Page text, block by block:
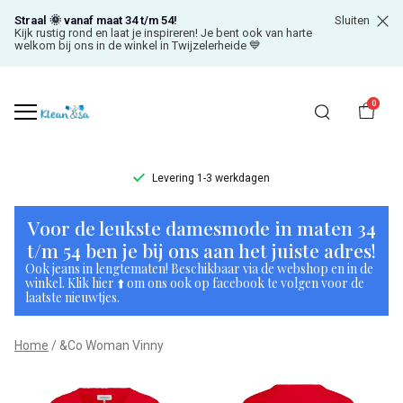
Straal 🌞 vanaf maat 34 t/m 54!
Kijk rustig rond en laat je inspireren! Je bent ook van harte
welkom bij ons in de winkel in Twijzelerheide 💙
Sluiten
0
Levering 1-3 werkdagen
&Co
Woman
Vinny
-
Klean
Voor de leukste damesmode in maten 34
t/m 54 ben je bij ons aan het juiste adres!
Ook jeans in lengtematen! Beschikbaar via de webshop en in de
winkel. Klik hier ⬆️ om ons ook op facebook te volgen voor de
laatste nieuwtjes.
Home &Co Woman Vinny